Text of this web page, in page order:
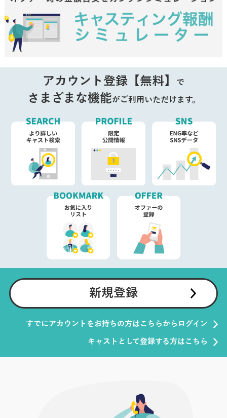
アカウント登録【無料】 で
さまざまな機能がご利用いただけます。
新規登録
すでにアカウントをお持ちの方はこちらからログイン
キャストとして登録する方はこちら